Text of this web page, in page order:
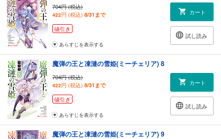
704円 (税込)
422円 (税込) 8/31まで
値引き
カート
試し読み
あらすじを表示する
魔弾の王と凍漣の雪姫(ミーチェリア) 8
704円 (税込)
422円 (税込) 8/31まで
値引き
カート
試し読み
あらすじを表示する
魔弾の王と凍漣の雪姫(ミーチェリア) 9